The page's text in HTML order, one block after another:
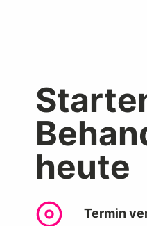
heute
Termin